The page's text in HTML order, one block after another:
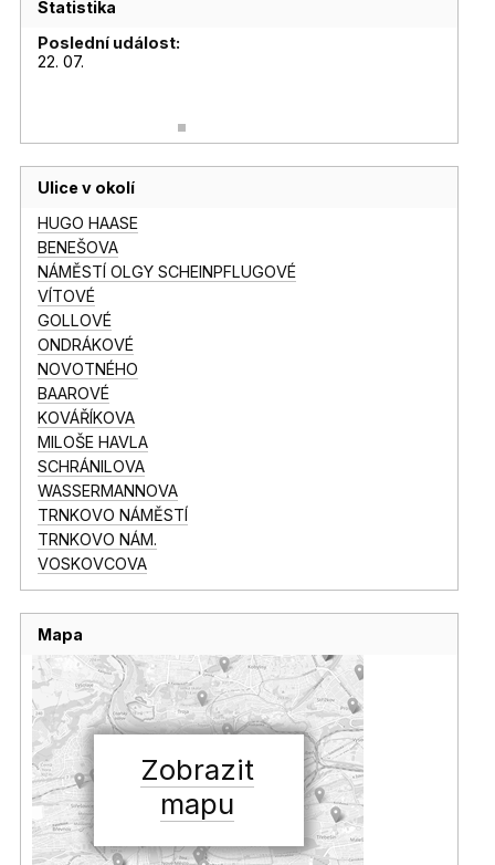
Statistika
Poslední událost:
22. 07.
Ulice v okolí
HUGO HAASE
BENEŠOVA
NÁMĚSTÍ OLGY SCHEINPFLUGOVÉ
VÍTOVÉ
GOLLOVÉ
ONDRÁKOVÉ
NOVOTNÉHO
BAAROVÉ
KOVÁŘÍKOVA
MILOŠE HAVLA
SCHRÁNILOVA
WASSERMANNOVA
TRNKOVO NÁMĚSTÍ
TRNKOVO NÁM.
VOSKOVCOVA
Mapa
Zobrazit
mapu